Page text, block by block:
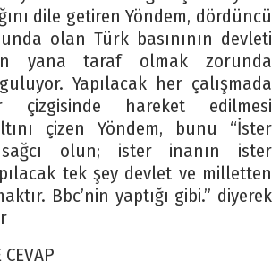
dile getiren Yöndem, dördüncü
olan Türk basınının devleti
yana taraf olmak zorunda
Yapılacak her çalışmada
çizgisinde hareket edilmesi
çizen Yöndem, bunu “İster
olun; ister inanın ister
tek şey devlet ve milletten
Bbc’nin yaptığı gibi.” diyerek